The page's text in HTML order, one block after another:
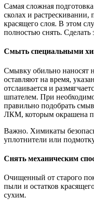
Самая сложная
сколах и растрескивании,
красящего слоя. В этом
полностью снять.
Смыть специальными
Смывку обильно наносят
оставляют на время,
отслаивается и
шпателем. При
правильно подобрать
ЛКМ, которым окрашена
Важно. Химикаты
уплотнители или
Снять механическим
Очищенный от старого
пыли и остатков
сухим.